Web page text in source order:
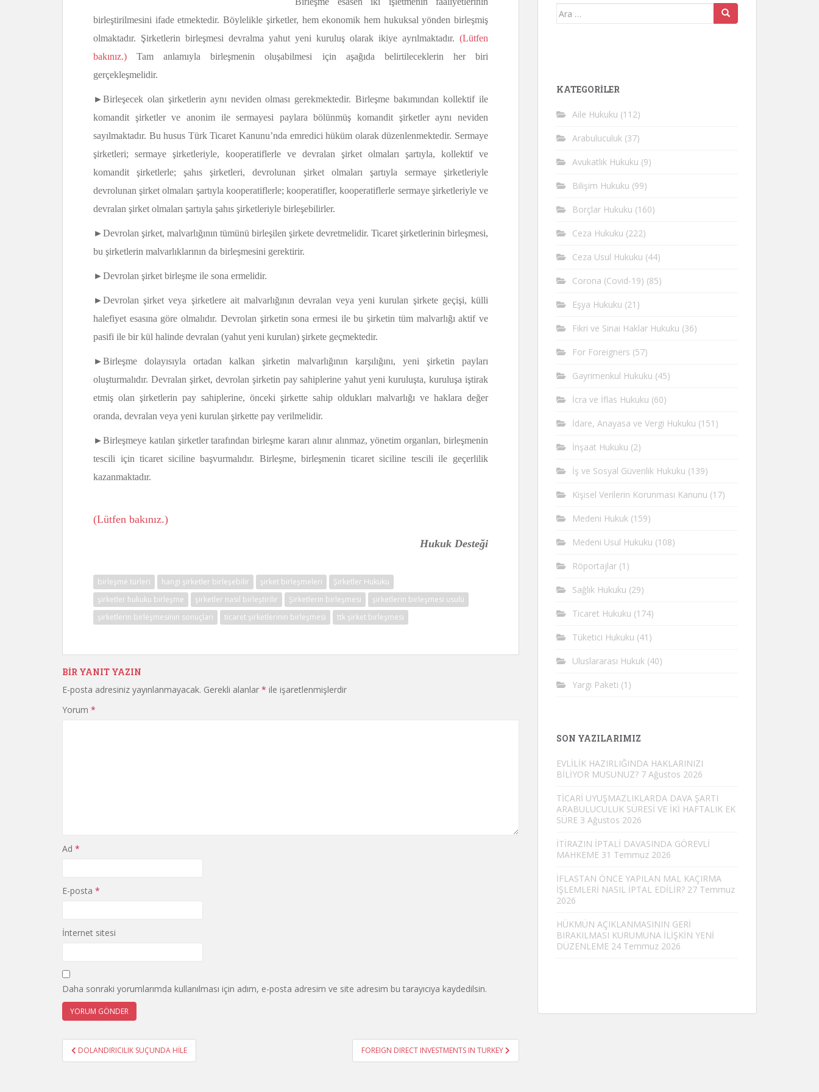
birleştirilmesini ifade etmektedir. Böylelikle şirketler, hem ekonomik hem hukuksal yönden birleşmiş
olmaktadır. Şirketlerin birleşmesi devralma yahut yeni kuruluş olarak ikiye ayrılmaktadır. (Lütfen
bakınız.) Tam anlamıyla birleşmenin oluşabilmesi için aşağıda belirtileceklerin her biri
gerçekleşmelidir.
►Birleşecek olan şirketlerin aynı neviden olması gerekmektedir. Birleşme bakımından kollektif ile
komandit şirketler ve anonim ile sermayesi paylara bölünmüş komandit şirketler aynı neviden
sayılmaktadır. Bu husus Türk Ticaret Kanunu’nda emredici hüküm olarak düzenlenmektedir. Sermaye
şirketleri; sermaye şirketleriyle, kooperatiflerle ve devralan şirket olmaları şartıyla, kollektif ve
komandit şirketlerle; şahıs şirketleri, devrolunan şirket olmaları şartıyla sermaye şirketleriyle
devrolunan şirket olmaları şartıyla kooperatiflerle; kooperatifler, kooperatiflerle sermaye şirketleriyle ve
devralan şirket olmaları şartıyla şahıs şirketleriyle birleşebilirler.
►Devrolan şirket, malvarlığının tümünü birleşilen şirkete devretmelidir. Ticaret şirketlerinin birleşmesi,
bu şirketlerin malvarlıklarının da birleşmesini gerektirir.
►Devrolan şirket birleşme ile sona ermelidir.
►Devrolan şirket veya şirketlere ait malvarlığının devralan veya yeni kurulan şirkete geçişi, külli
halefiyet esasına göre olmalıdır. Devrolan şirketin sona ermesi ile bu şirketin tüm malvarlığı aktif ve
pasifi ile bir kül halinde devralan (yahut yeni kurulan) şirkete geçmektedir.
►Birleşme dolayısıyla ortadan kalkan şirketin malvarlığının karşılığını, yeni şirketin payları
oluşturmalıdır. Devralan şirket, devrolan şirketin pay sahiplerine yahut yeni kuruluşta, kuruluşa iştirak
etmiş olan şirketlerin pay sahiplerine, önceki şirkette sahip oldukları malvarlığı ve haklara değer
oranda, devralan veya yeni kurulan şirkette pay verilmelidir.
►Birleşmeye katılan şirketler tarafından birleşme kararı alınır alınmaz, yönetim organları, birleşmenin
tescili için ticaret siciline başvurmalıdır. Birleşme, birleşmenin ticaret siciline tescili ile geçerlilik
kazanmaktadır.
(Lütfen bakınız.)
Hukuk Desteği
birleşme türleri hangi şirketler birleşebilir şirket birleşmeleri
Şirketler Hukuku
şirketler hukuku birleşme
şirketler nasıl birleştirilir Şirketlerin birleşmesi
şirketlerin birleşmesi usulü
şirketlerin birleşmesinin sonuçları
ticaret şirketlerinin birleşmesi ttk şirket birleşmesi
BIR YANIT YAZIN
E-posta adresiniz yayınlanmayacak. Gerekli alanlar * ile işaretlenmişlerdir
Yorum *
Ad *
E-posta *
İnternet sitesi
Daha sonraki yorumlarımda kullanılması için adım, e-posta adresim ve site adresim bu tarayıcıya kaydedilsin.
Yazı
gezinmesi
DOLANDIRICILIK SUÇUNDA HİLE FOREIGN DIRECT INVESTMENTS IN TURKEY
Arama
KATEGORİLER
Aile Hukuku (112)
Arabuluculuk (37)
Avukatlık Hukuku (9)
Bilişim Hukuku (99)
Borçlar Hukuku (160)
Ceza Hukuku (222)
Ceza Usul Hukuku (44)
Corona (Covid-19) (85)
Eşya Hukuku (21)
Fikri ve Sinai Haklar Hukuku (36)
For Foreigners (57)
Gayrimenkul Hukuku (45)
İcra ve İflas Hukuku (60)
İdare, Anayasa ve Vergi Hukuku (151)
İnşaat Hukuku (2)
İş ve Sosyal Güvenlik Hukuku (139)
Kişisel Verilerin Korunması Kanunu (17)
Medeni Hukuk (159)
Medeni Usul Hukuku (108)
Röportajlar (1)
Sağlık Hukuku (29)
Ticaret Hukuku (174)
Tüketici Hukuku (41)
Uluslararası Hukuk (40)
Yargı Paketi (1)
SON YAZILARIMIZ
EVLİLİK HAZIRLIĞINDA HAKLARINIZI
BİLİYOR MUSUNUZ? 7 Ağustos 2026
TİCARİ UYUŞMAZLIKLARDA DAVA ŞARTI
ARABULUCULUK SÜRESİ VE İKİ HAFTALIK EK
SÜRE 3 Ağustos 2026
İTİRAZIN İPTALİ DAVASINDA GÖREVLİ
MAHKEME 31 Temmuz 2026
İFLASTAN ÖNCE YAPILAN MAL KAÇIRMA
İŞLEMLERİ NASIL İPTAL EDİLİR? 27 Temmuz
2026
HÜKMÜN AÇIKLANMASININ GERİ
BIRAKILMASI KURUMUNA İLİŞKİN YENİ
DÜZENLEME 24 Temmuz 2026